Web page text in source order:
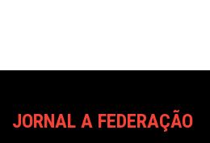
JORNAL A FEDERAÇÃO